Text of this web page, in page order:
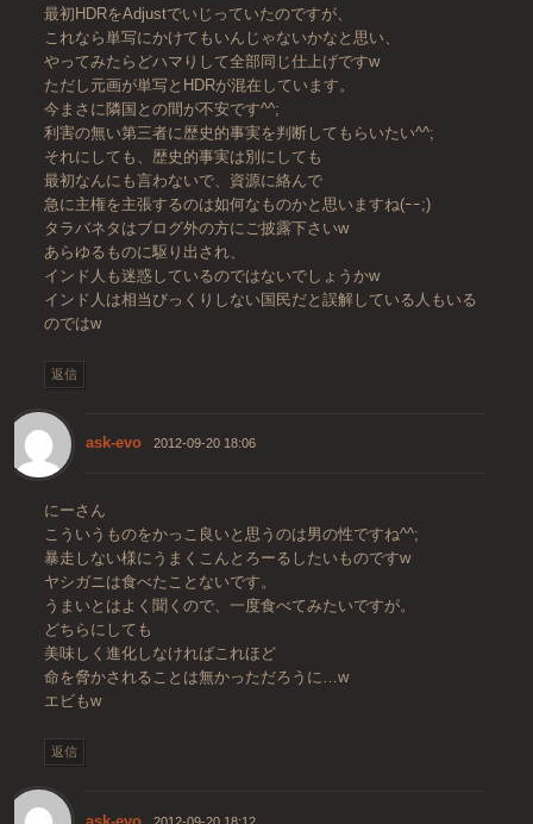
最初HDRをAdjustでいじっていたのですが、
これなら単写にかけてもいんじゃないかなと思い、
やってみたらどハマりして全部同じ仕上げですw
ただし元画が単写とHDRが混在しています。
今まさに隣国との間が不安です^^;
利害の無い第三者に歴史的事実を判断してもらいたい^^;
それにしても、歴史的事実は別にしても
最初なんにも言わないで、資源に絡んで
急に主権を主張するのは如何なものかと思いますね(ｰｰ;)
タラバネタはブログ外の方にご披露下さいw
あらゆるものに駆り出され、
インド人も迷惑しているのではないでしょうかw
インド人は相当びっくりしない国民だと誤解している人もいる
のではw
返信
ask-evo 2012-09-20 18:06
にーさん
こういうものをかっこ良いと思うのは男の性ですね^^;
暴走しない様にうまくこんとろーるしたいものですw
ヤシガニは食べたことないです。
うまいとはよく聞くので、一度食べてみたいですが。
どちらにしても
美味しく進化しなければこれほど
命を脅かされることは無かっただろうに…w
エビもw
返信
2012-09-20 18:12